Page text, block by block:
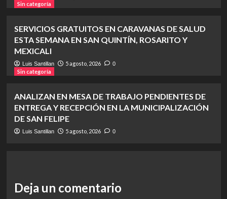
Sin categoría
SERVICIOS GRATUITOS EN CARAVANAS DE SALUD
ESTA SEMANA EN SAN QUINTÍN, ROSARITO Y
MEXICALI
Luis Santillan 5 agosto, 2026 0
Sin categoría
ANALIZAN EN MESA DE TRABAJO PENDIENTES DE
ENTREGA Y RECEPCIÓN EN LA MUNICIPALIZACIÓN
DE SAN FELIPE
Luis Santillan 5 agosto, 2026 0
Deja un comentario